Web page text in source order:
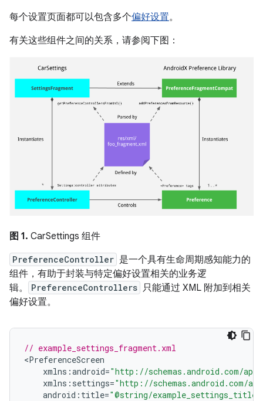
每个设置页面都可以包含多个偏好设置。
有关这些组件之间的关系，请参阅下图：
图 1. CarSettings 组件
PreferenceController 是一个具有生命周期感知能力的
组件，有助于封装与特定偏好设置相关的业务逻
辑。
PreferenceControllers 只能通过 XML 附加到相关
偏好设置。
// example_settings_fragment.xml
<PreferenceScreen
xmlns :android="http://schemas.android.com/
xmlns : settings="http://schemas.android.com/
android : title="@string/example_settings_title"